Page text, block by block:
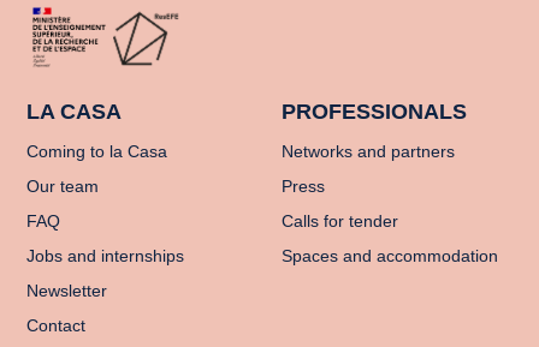
LA CASA
Coming to la Casa
Our team
FAQ
Jobs and internships
Newsletter
Contact
PROFESSIONALS
Networks and partners
Press
Calls for tender
Spaces and accommodation